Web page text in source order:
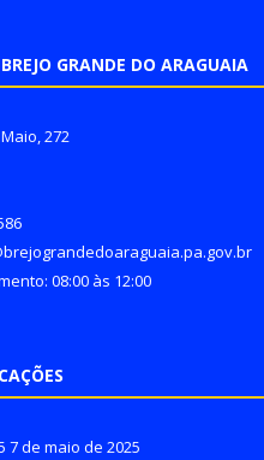
GRANDE DO ARAGUAIA
272
08:00 às 12:00
7 de maio de 2025